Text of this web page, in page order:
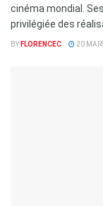
cinéma mondial.
privilégiée des
BY FLORENCEC 20